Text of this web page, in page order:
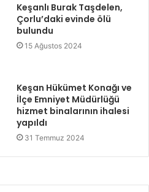
Keşanlı Burak Taşdelen,
Çorlu’daki evinde ölü
bulundu
15 Ağustos 2024
Keşan Hükümet Konağı ve
İlçe Emniyet Müdürlüğü
hizmet binalarının ihalesi
yapıldı
31 Temmuz 2024